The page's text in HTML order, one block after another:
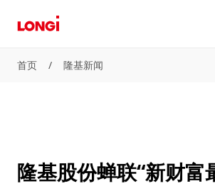
首页 / 隆基新闻
隆基股份蝉联“新财富